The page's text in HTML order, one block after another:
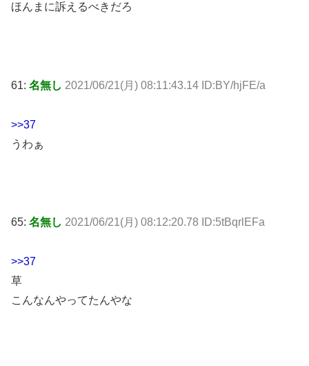
ほんまに訴えるべきだろ
61: 名無し 2021/06/21(月) 08:11:43.14 ID:BY/hjFE/a
>>37
うわぁ
65: 名無し 2021/06/21(月) 08:12:20.78 ID:5tBqrlEFa
>>37
草
こんなんやってたんやな